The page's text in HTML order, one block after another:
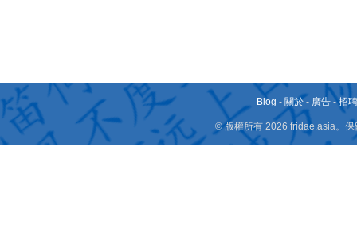
Blog - 關於 - 廣告 -招
© 版權所有 2026 fridae.asia。